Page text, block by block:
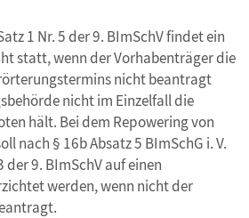
1 Nr. 5 der 9. BImSchV findet ein
statt, wenn der Vorhabenträger die
nicht beantragt
nicht im Einzelfall die
hält. Bei dem Repowering von
nach § 16b Absatz 5 BImSchG i. V.
der 9. BImSchV auf einen
werden, wenn nicht der